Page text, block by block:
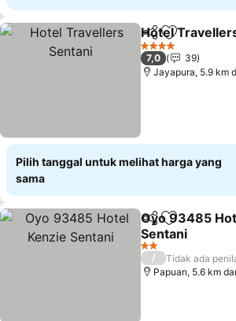
Bagikan
Hotel
4 Bintang
7,0
39
Jayapura, 5.9 km
Pilih tanggal untuk melihat harga yang
sama
Bagikan
Oyo 93485
Sentani
2 Bintang
/
Tidak ada
Papuan, 5.6 km